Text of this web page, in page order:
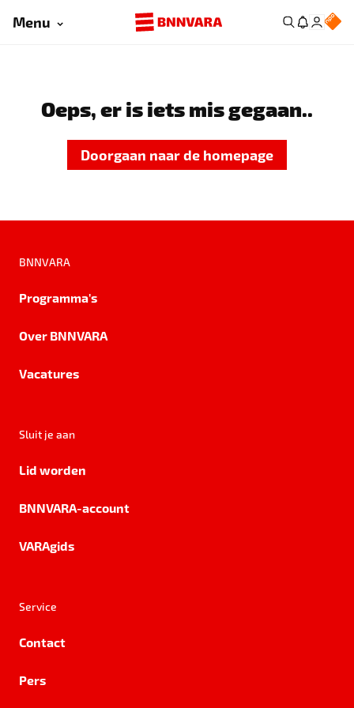
Menu
Oeps, er is iets mis gegaan..
Doorgaan naar de homepage
BNNVARA
Programma's
Over BNNVARA
Vacatures
Sluit je aan
Lid worden
BNNVARA-account
VARAgids
Service
Contact
Pers